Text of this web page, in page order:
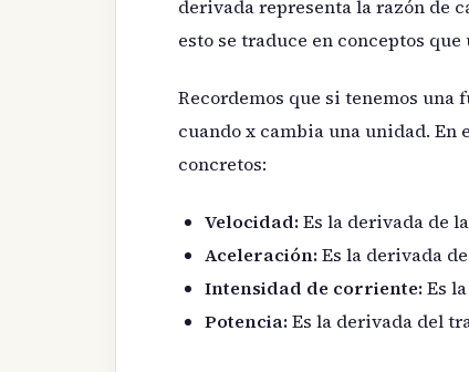
derivada representa la razón de
esto se traduce en conceptos
Recordemos que si tenemos
cuando x cambia una unidad.
concretos:
Velocidad:Es la derivada de
Aceleración:Es la derivada
Intensidad de corriente:Es
Potencia:Es la derivada del